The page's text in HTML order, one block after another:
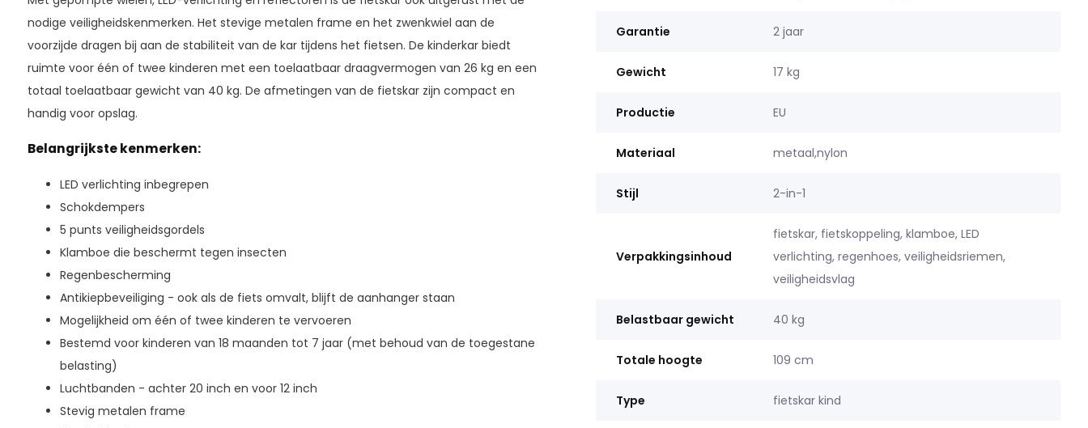
nodige veiligheidskenmerken. Het stevige metalen frame en het zwenkwiel aan de
voorzijde dragen bij aan de stabiliteit van de kar tijdens het fietsen. De kinderkar biedt
ruimte voor één of twee kinderen met een toelaatbaar draagvermogen van 26 kg en een
totaal toelaatbaar gewicht van 40 kg. De afmetingen van de fietskar zijn compact en
handig voor opslag.
Belangrijkste kenmerken:
LED verlichting inbegrepen
Schokdempers
5 punts veiligheidsgordels
Klamboe die beschermt tegen insecten
Regenbescherming
Antikiepbeveiliging - ook als de fiets omvalt, blijft de aanhanger staan
Mogelijkheid om één of twee kinderen te vervoeren
Bestemd voor kinderen van 18 maanden tot 7 jaar (met behoud van de toegestane
belasting)
Luchtbanden - achter 20 inch en voor 12 inch
Stevig metalen frame
Garantie 2 jaar
Gewicht 17 kg
Productie EU
Materiaal metaal,nylon
Stijl 2-in-1
Verpakkingsinhoud
fietskar, fietskoppeling, klamboe, LED
verlichting, regenhoes, veiligheidsriemen,
veiligheidsvlag
Belastbaar gewicht 40 kg
Totale hoogte 109 cm
Type fietskar kind